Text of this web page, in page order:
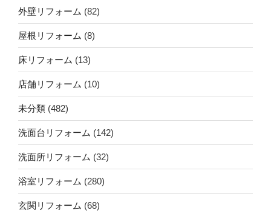
外壁リフォーム (82)
屋根リフォーム (8)
床リフォーム (13)
店舗リフォーム (10)
未分類 (482)
洗面台リフォーム (142)
洗面所リフォーム (32)
浴室リフォーム (280)
玄関リフォーム (68)